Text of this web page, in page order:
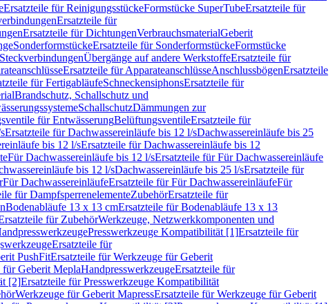
Ersatzteile für ReinigungsstückeFormstücke SuperTubeErsatzteile für
Ersatzteile für
Ersatzteile für DichtungenVerbrauchsmaterialGeberit
SonderformstückeErsatzteile für SonderformstückeFormstücke
Übergänge auf andere WerkstoffeErsatzteile für
Ersatzteile für ApparateanschlüsseAnschlussbögenErsatzteile
für FertigabläufeSchneckensiphonsErsatzteile für
Brandschutz, Schallschutz und
SchallschutzDämmungen zur
für EntwässerungBelüftungsventileErsatzteile für
Ersatzteile für Dachwassereinläufe bis 12 l/sDachwassereinläufe bis 25
bis 12 l/sErsatzteile für Dachwassereinläufe bis 12
Für Dachwassereinläufe bis 12 l/sErsatzteile für Für Dachwassereinläufe
bis 12 l/sDachwassereinläufe bis 25 l/sErsatzteile für
Für DachwassereinläufeErsatzteile für Für DachwassereinläufeFür
für DampfsperrenelementeZubehörErsatzteile für
Bodenabläufe 13 x 13 cmErsatzteile für Bodenabläufe 13 x 13
für ZubehörWerkzeuge, Netzwerkkomponenten und
Presswerkzeuge Kompatibilität [1]Ersatzteile für
Ersatzteile für
PushFitErsatzteile für Werkzeuge für Geberit
für Geberit MeplaHandpresswerkzeugeErsatzteile für
[2]Ersatzteile für Presswerkzeuge Kompatibilität
Werkzeuge für Geberit MapressErsatzteile für Werkzeuge für Geberit